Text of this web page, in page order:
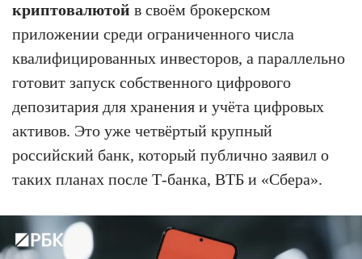
криптовалютой в своём брокерском
приложении среди ограниченного числа
квалифицированных инвесторов, а параллельно
готовит запуск собственного цифрового
депозитария для хранения и учёта цифровых
активов. Это уже четвёртый крупный
российский банк, который публично заявил о
таких планах после Т-банка, ВТБ и «Сбера».